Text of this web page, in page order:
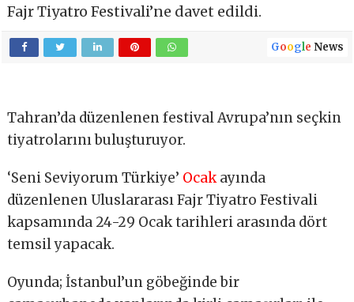
Fajr Tiyatro Festivali’ne davet edildi.
Google News
Tahran’da düzenlenen festival Avrupa’nın seçkin
tiyatrolarını buluşturuyor.
‘Seni Seviyorum Türkiye’ Ocakayında
düzenlenen Uluslararası Fajr Tiyatro Festivali
kapsamında 24-29 Ocak tarihleri arasında dört
temsil yapacak.
Oyunda; İstanbul’un göbeğinde bir